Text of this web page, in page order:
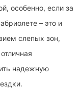
особенно, если за
– это и
слепых зон,
надежную